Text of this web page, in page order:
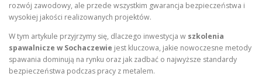
rozwój zawodowy, ale przede wszystkim gwarancja bezpieczeństwa i
wysokiej jakości realizowanych projektów.
W tym artykule przyjrzymy się, dlaczego inwestycja w szkolenia
spawalnicze w Sochaczewie jest kluczowa, jakie nowoczesne metody
spawania dominują na rynku oraz jak zadbać o najwyższe standardy
bezpieczeństwa podczas pracy z metalem.